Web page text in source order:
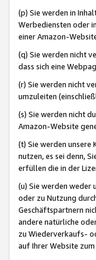
(p) Sie werden in
Werbediensten oder
einer Amazon-
(q) Sie werden nicht
dass sich eine
(r) Sie werden nicht
umzuleiten
(s) Sie werden nicht
Amazon-Website
(t) Sie werden unsere
nutzen, es sei denn,
erfüllen die in der
(u) Sie werden weder
oder zu Nutzung
Geschäftspartnern
andere natürliche
zu Wiederverkaufs-
auf Ihrer Website